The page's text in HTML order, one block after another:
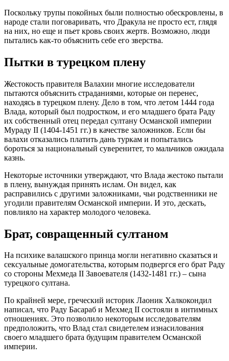
Поскольку трупы покойных были полностью обескровлены, в
народе стали поговаривать, что Дракула не просто ест, глядя
на них, но еще и пьет кровь своих жертв. Возможно, люди
пытались как-то объяснить себе его зверства.
Пытки в турецком плену
Жестокость правителя Валахии многие исследователи
пытаются объяснить страданиями, которые он перенес,
находясь в турецком плену. Дело в том, что летом 1444 года
Влада, который был подростком, и его младшего брата Раду
их собственный отец передал султану Османской империи
Мураду II (1404-1451 гг.) в качестве заложников. Если бы
валахи отказались платить дань туркам и попытались
бороться за национальный суверенитет, то мальчиков ожидала
казнь.
Некоторые источники утверждают, что Влада жестоко пытали
в плену, вынуждая принять ислам. Он видел, как
расправились с другими заложниками, чьи родственники не
угодили правителям Османской империи. И это, дескать,
повлияло на характер молодого человека.
Брат, совращенный султаном
На психике валашского принца могли негативно сказаться и
сексуальные домогательства, которым подвергся его брат Раду
со стороны Мехмеда II Завоевателя (1432-1481 гг.) – сына
турецкого султана.
По крайней мере, греческий историк Лаоник Халкокондил
написал, что Раду Басараб и Мехмед II состояли в интимных
отношениях. Это позволило некоторым исследователям
предположить, что Влад стал свидетелем изнасилования
своего младшего брата будущим правителем Османской
империи.